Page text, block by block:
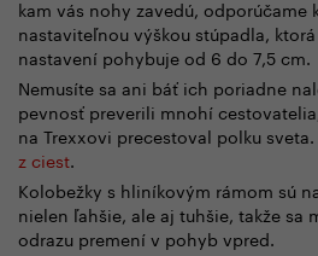
kam vás nohy zavedú, odporúčame
nastaviteľnou výškou stúpadla,
nastavení pohybuje od 6 do 7,5 cm.
Nemusíte sa ani báť ich poriadne
pevnosť preverili mnohí
na Trexxovi precestoval polku
z ciest.
Kolobežky s hliníkovým rámom sú
nielen ľahšie, ale aj tuhšie, takže sa
odrazu premení v pohyb vpred.